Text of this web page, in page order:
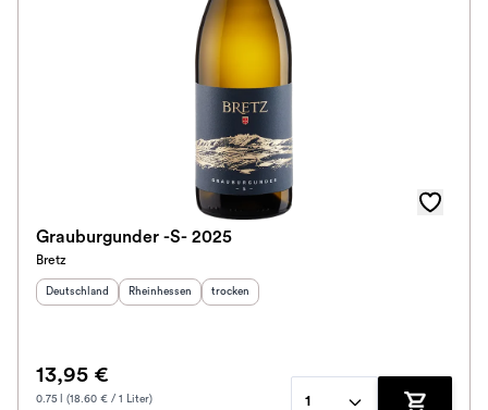
Schmeckt nach
Grauburgunder -S- 2025
Bretz
Herkunftsland
Deutschland Herkunftsregion :
Rheinhessen Geschmack
trocken
13,95 €
0.75 l (18.60 € / 1 Liter)
1